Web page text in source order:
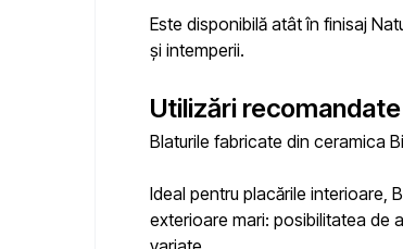
Este disponibilă atât în ​​finisaj
și intemperii.
Utilizări recomandate
Blaturile fabricate din ceramica
Ideal pentru placările interioare,
exterioare mari: posibilitatea de